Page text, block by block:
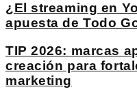
¿El streaming en
apuesta de Todo
TIP 2026: marcas
creación para
marketing